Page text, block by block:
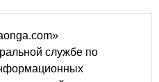
службе по